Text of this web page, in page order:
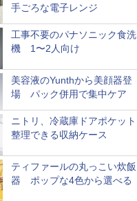
手ごろな電子レンジ
工事不要のパナソニック食洗
機 1〜2人向け
美容液のYunthから美顔器登
場 パック併用で集中ケア
ニトリ、冷蔵庫ドアポケット
整理できる収納ケース
ティファールの丸っこい炊飯
器 ポップな4色から選べる